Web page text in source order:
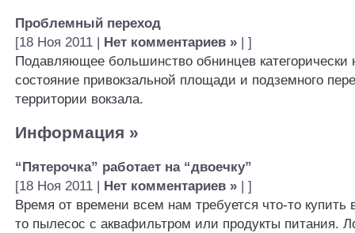
Проблемный переход
[18 Ноя 2011 | Нет комментариев » | ]
Подавляющее большинство обнинцев категорически
состояние привокзальной площади и подземного
территории вокзала.
Информация »
“Пятерочка” работает на “двоечку”
[18 Ноя 2011 | Нет комментариев » | ]
Время от времени всем нам требуется что-то купить
то пылесос с аквафильтром или продукты питания.